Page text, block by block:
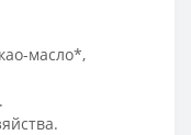
масло*,